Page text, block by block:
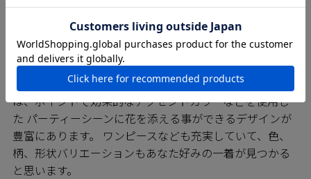
PARTY パーティーに
エレガントで華やかなＭＡＪＵＮの商品は、パーティー
にもぴったり。 繊細な流れの中に上品さを兼ね備え柄
は、ポイントで効果的なアクセントカラーなどを使用し
た パーティーシーンに花を添える事ができるデザインが
豊富にあります。 ワンピースなども充実していて、色、
柄、形状バリエーションもあなた好みの一着が見つかる
と思います。